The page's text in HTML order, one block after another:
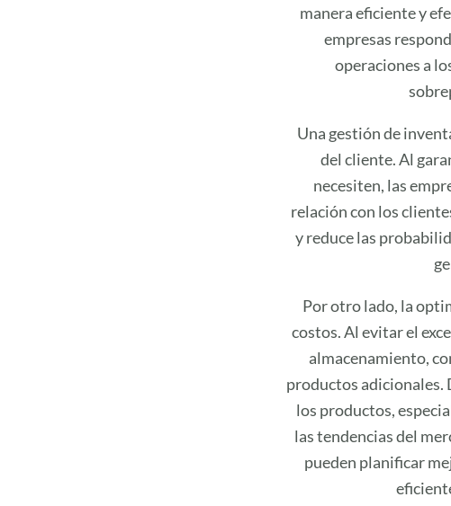
manera eficiente y
empresas
operaciones a
Una gestión de
del cliente. Al
necesiten, las
relación con los
y reduce las
Por otro lado, la
costos. Al evitar el
almacenamiento,
productos adicionales.
los productos,
las tendencias del
pueden planificar